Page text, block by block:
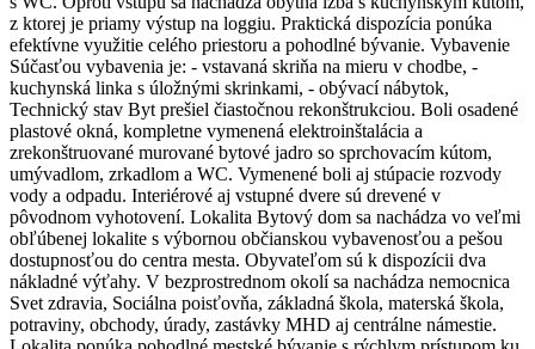
z ktorej je priamy výstup na loggiu. Praktická dispozícia ponúka
efektívne využitie celého priestoru a pohodlné bývanie. Vybavenie
Súčasťou vybavenia je: - vstavaná skriňa na mieru v chodbe, -
kuchynská linka s úložnými skrinkami, - obývací nábytok,
Technický stav Byt prešiel čiastočnou rekonštrukciou. Boli osadené
plastové okná, kompletne vymenená elektroinštalácia a
zrekonštruované murované bytové jadro so sprchovacím kútom,
umývadlom, zrkadlom a WC. Vymenené boli aj stúpacie rozvody
vody a odpadu. Interiérové aj vstupné dvere sú drevené v
pôvodnom vyhotovení. Lokalita Bytový dom sa nachádza vo veľmi
obľúbenej lokalite s výbornou občianskou vybavenosťou a pešou
dostupnosťou do centra mesta. Obyvateľom sú k dispozícii dva
nákladné výťahy. V bezprostrednom okolí sa nachádza nemocnica
Svet zdravia, Sociálna poisťovňa, základná škola, materská škola,
potraviny, obchody, úrady, zastávky MHD aj centrálne námestie.